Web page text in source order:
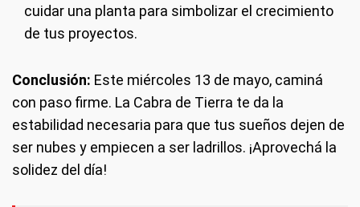
cuidar una planta para simbolizar el crecimiento
de tus proyectos.
Conclusión: Este miércoles 13 de mayo, caminá
con paso firme. La Cabra de Tierra te da la
estabilidad necesaria para que tus sueños dejen de
ser nubes y empiecen a ser ladrillos. ¡Aprovechá la
solidez del día!